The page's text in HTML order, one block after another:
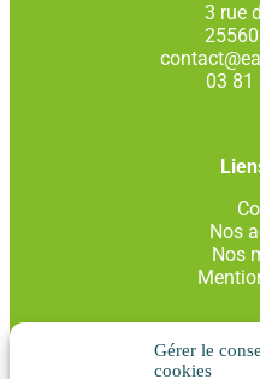
Gérer le
cookies
3 rue
03 81
Nos
Nos